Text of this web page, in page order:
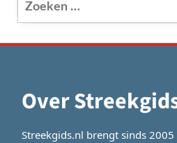
naar:
Over
Streekgids.nl brengt sinds